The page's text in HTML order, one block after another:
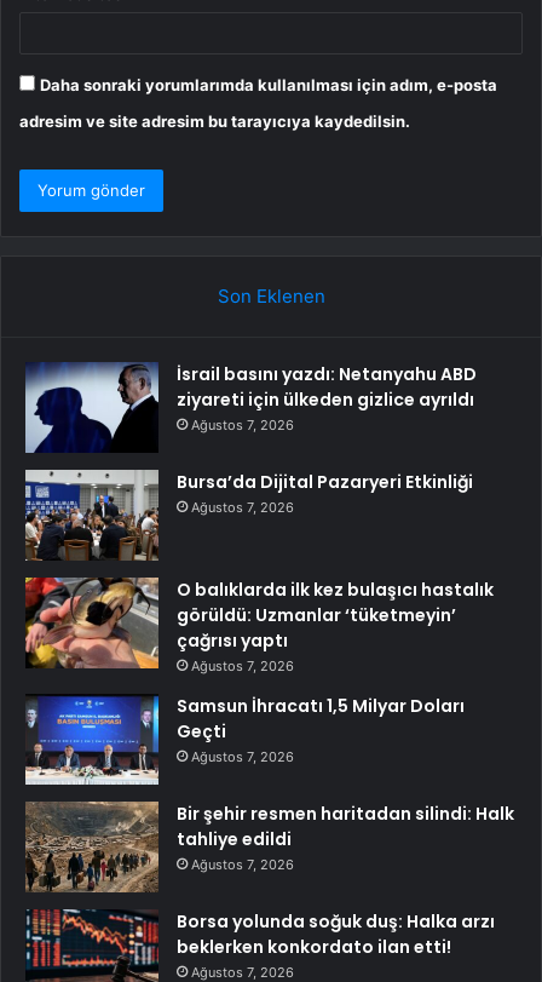
Daha sonraki yorumlarımda kullanılması için adım, e-posta
adresim ve site adresim bu tarayıcıya kaydedilsin.
Son Eklenen
İsrail basını yazdı: Netanyahu ABD
ziyareti için ülkeden gizlice ayrıldı
Ağustos 7, 2026
Bursa’da Dijital Pazaryeri Etkinliği
Ağustos 7, 2026
O balıklarda ilk kez bulaşıcı hastalık
görüldü: Uzmanlar ‘tüketmeyin’
çağrısı yaptı
Ağustos 7, 2026
Samsun İhracatı 1,5 Milyar Doları
Geçti
Ağustos 7, 2026
Bir şehir resmen haritadan silindi: Halk
tahliye edildi
Ağustos 7, 2026
Borsa yolunda soğuk duş: Halka arzı
beklerken konkordato ilan etti!
Ağustos 7, 2026